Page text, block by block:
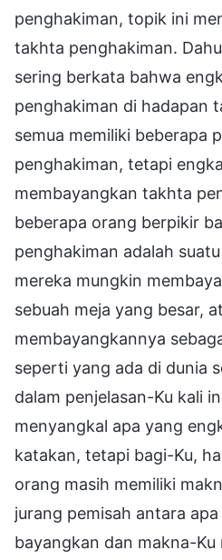
penghakiman, topik ini
takhta penghakiman.
sering berkata bahwa
penghakiman di hadapan
semua memiliki beberapa
penghakiman, tetapi
membayangkan takhta
beberapa orang berpikir
penghakiman adalah
mereka mungkin
sebuah meja yang besar,
membayangkannya
seperti yang ada di dunia
dalam penjelasan-Ku kali
menyangkal apa yang
katakan, tetapi bagi-Ku,
orang masih memiliki
jurang pemisah antara
bayangkan dan makna-Ku